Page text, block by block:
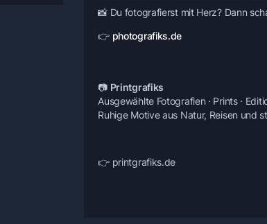
📸 Du fotografierst mit Herz? Dann
👉 photografiks.de
📷 Printgrafiks
Ausgewählte Fotografien · Prints ·
Ruhige Motive aus Natur, Reisen und
👉 printgrafiks.de